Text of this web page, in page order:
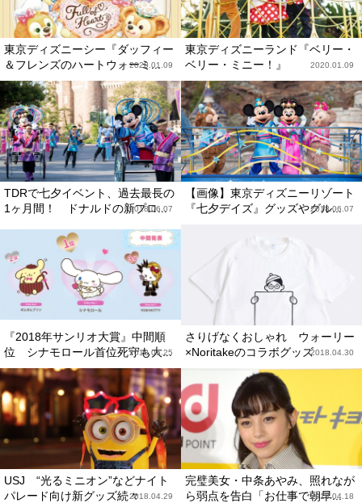
東京ディズニーシー『ダッフィー
＆フレンズのハートウォーミ...
2020.01.09
東京ディズニーランド『ベリー・
ベリー・ミニー！』
2020.01.09
TDRで七夕イベント、過去最長の
1ヶ月間！ ドナルドの新プロ...
2018.06.07
【画像】東京ディズニーリゾート
『七夕デイズ』グッズやグル...
2018.06.07
『2018年サンリオ大賞』中間順
位 シナモロール首位死守も大...
2018.05.25
さりげなくおしゃれ ウォーリー
×Noritakeのコラボグッズ2018.04.30
USJ “光るミニオン”などナイト
パレード向け新グッズ続々2018.04.29
完璧美女・中条あやみ、照れなが
ら弱点を告白「お仕事で朝早...
2018.04.18